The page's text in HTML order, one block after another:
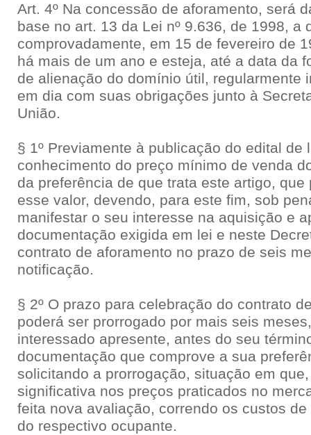
Art. 4º Na concessão de aforamento, será
base no art. 13 da Lei nº 9.636, de 1998, a
comprovadamente, em 15 de fevereiro de
há mais de um ano e esteja, até a data da
de alienação do domínio útil, regularmente
em dia com suas obrigações junto à
União.
§ 1º Previamente à publicação do edital de
conhecimento do preço mínimo de venda
da preferência de que trata este artigo,
esse valor, devendo, para este fim, sob
manifestar o seu interesse na aquisição e
documentação exigida em lei e neste
contrato de aforamento no prazo de seis
notificação.
§ 2º O prazo para celebração do contrato
poderá ser prorrogado por mais seis
interessado apresente, antes do seu
documentação que comprove a sua
solicitando a prorrogação, situação em
significativa nos preços praticados no
feita nova avaliação, correndo os custos
do respectivo ocupante.